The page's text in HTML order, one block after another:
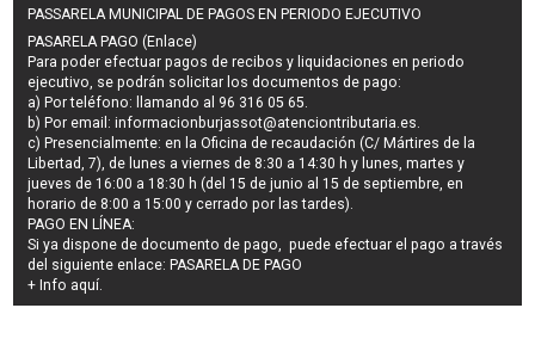
PASSARELA MUNICIPAL DE PAGOS EN PERIODO EJECUTIVO
PASARELA PAGO (Enlace)
Para poder efectuar pagos derecibos y liquidaciones en periodo
ejecutivo, se podrán solicitar los documentos de pago:
a) Por teléfono: llamando al 96 316 05 65.
b) Por email:informacionburjassot@atenciontributaria.es.
c) Presencialmente: en la Oficina de recaudación (C/ Mártires de la
Libertad, 7), de lunes a viernes de 8:30 a 14:30 h y lunes, martes y
jueves de 16:00 a 18:30 h (del 15 de junio al 15 de septiembre, en
horario de 8:00 a 15:00 y cerrado por las tardes).
PAGO EN LÍNEA:
Si ya dispone de documento de pago, puede efectuar el pago a través
del siguiente enlace: PASARELA DE PAGO
+ Info aquí.